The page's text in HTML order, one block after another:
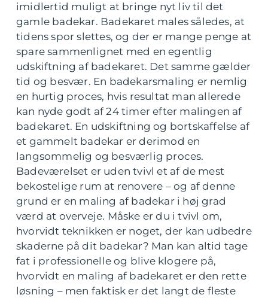
imidlertid muligt at bringe nyt liv til det
gamle badekar. Badekaret males således, at
tidens spor slettes, og der er mange penge at
spare sammenlignet med en egentlig
udskiftning af badekaret. Det samme gælder
tid og besvær. En badekarsmaling er nemlig
en hurtig proces, hvis resultat man allerede
kan nyde godt af 24 timer efter malingen af
badekaret. En udskiftning og bortskaffelse af
et gammelt badekar er derimod en
langsommelig og besværlig proces.
Badeværelset er uden tvivl et af de mest
bekostelige rum at renovere – og af denne
grund er en maling af badekar i høj grad
værd at overveje. Måske er du i tvivl om,
hvorvidt teknikken er noget, der kan udbedre
skaderne på dit badekar? Man kan altid tage
fat i professionelle og blive klogere på,
hvorvidt en maling af badekaret er den rette
løsning – men faktisk er det langt de fleste